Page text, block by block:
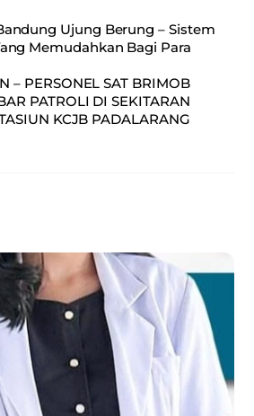
ar
e
Ujung Berung – Sistem
Memudahkan Bagi Para
– PERSONEL SAT BRIMOB
PATROLI DI SEKITARAN
KCJB PADALARANG